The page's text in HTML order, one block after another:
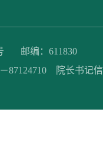
邮编：611830
87124710 院长书记信